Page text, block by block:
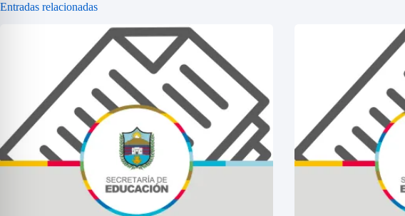
Entradas relacionadas